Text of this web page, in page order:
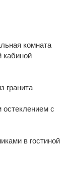
комната
кабиной
гранита
с
в гостиной